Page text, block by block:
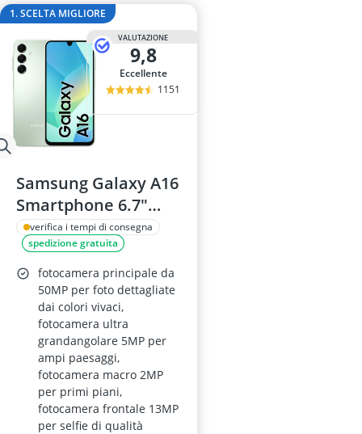
1. SCELTA MIGLIORE
VALUTAZIONE
9,8
Eccellente
1151
Samsung Galaxy A16
Smartphone 6.7"
FHD+, 4GB RAM,
128GB, Light Green
verifica i tempi di consegna
spedizione gratuita
fotocamera principale da
50MP per foto dettagliate
dai colori vivaci,
fotocamera ultra
grandangolare 5MP per
ampi paesaggi,
fotocamera macro 2MP
per primi piani,
fotocamera frontale 13MP
per selfie di qualità